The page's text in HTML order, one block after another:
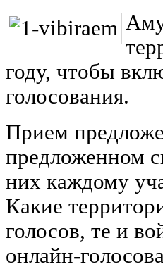
году, чтобы
голосования.
Прием
предложенном
них каждому
Какие
голосов, те и
онлайн-